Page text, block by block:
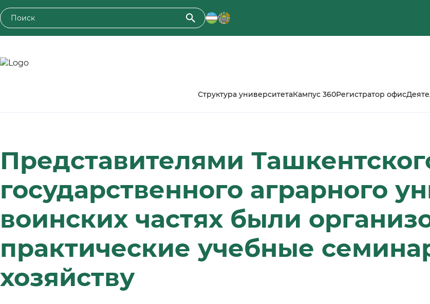
Toshkent davlat agrar universiteti
Структура университетаКампус 360Регистратор офис
Представителями
государственного аграрного
воинских частях были
практические учебные
хозяйству